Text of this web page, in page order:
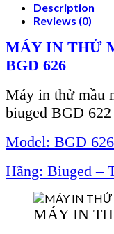
Description
Reviews (0)
MÁY IN THỬ
BGD 626
Máy in thử mầu
biuged BGD 622
Model: BGD 626
Hãng: Biuged –
MÁY IN